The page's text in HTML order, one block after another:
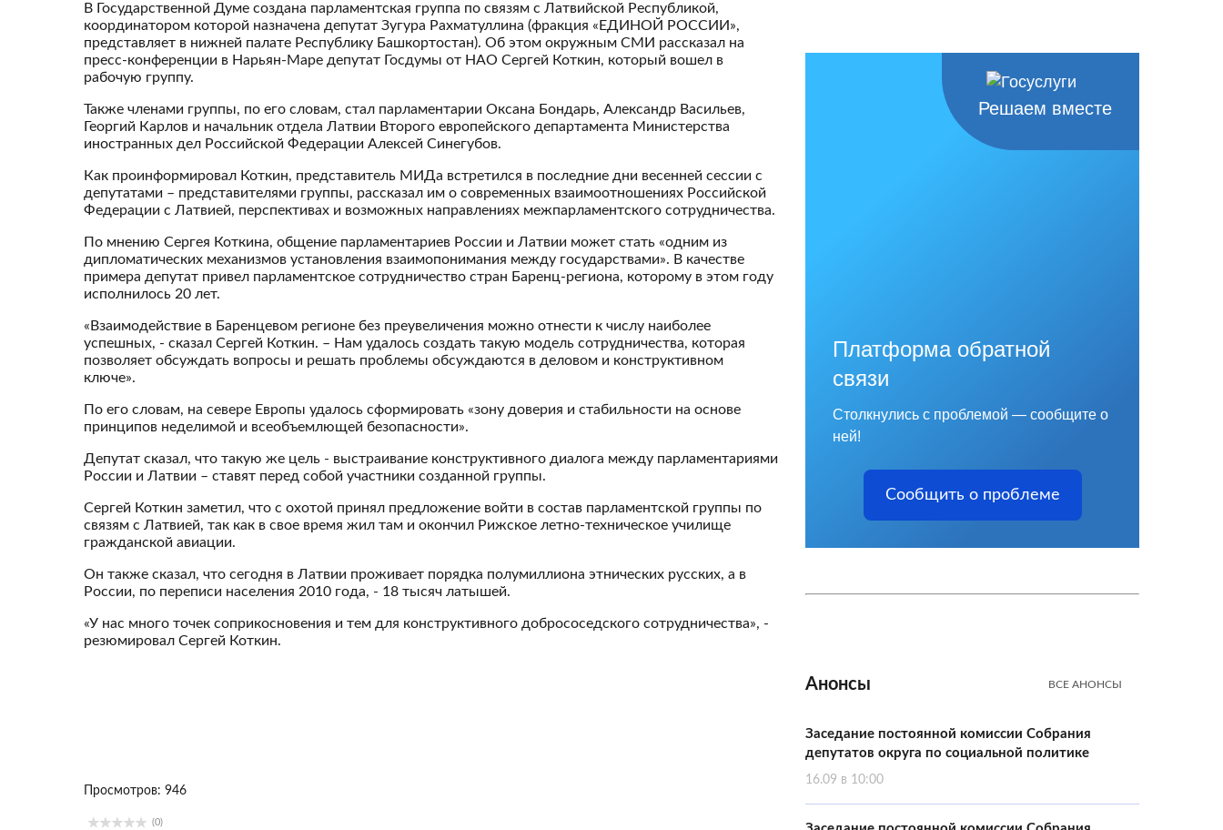
В Государственной Думе создана парламентская группа по связям с Латвийской Республикой,
координатором которой назначена депутат Зугура Рахматуллина (фракция «ЕДИНОЙ РОССИИ»,
представляет в нижней палате Республику Башкортостан). Об этом окружным СМИ рассказал на
пресс-конференции в Нарьян-Маре депутат Госдумы от НАО Сергей Коткин, который вошел в
рабочую группу.
Также членами группы, по его словам, стал парламентарии Оксана Бондарь, Александр Васильев,
Георгий Карлов и начальник отдела Латвии Второго европейского департамента Министерства
иностранных дел Российской Федерации Алексей Синегубов.
Как проинформировал Коткин, представитель МИДа встретился в последние дни весенней сессии с
депутатами – представителями группы, рассказал им о современных взаимоотношениях Российской
Федерации с Латвией, перспективах и возможных направлениях межпарламентского сотрудничества.
По мнению Сергея Коткина, общение парламентариев России и Латвии может стать «одним из
дипломатических механизмов установления взаимопонимания между государствами». В качестве
примера депутат привел парламентское сотрудничество стран Баренц-региона, которому в этом году
исполнилось 20 лет.
«Взаимодействие в Баренцевом регионе без преувеличения можно отнести к числу наиболее
успешных, - сказал Сергей Коткин. – Нам удалось создать такую модель сотрудничества, которая
позволяет обсуждать вопросы и решать проблемы обсуждаются в деловом и конструктивном
ключе».
По его словам, на севере Европы удалось сформировать «зону доверия и стабильности на основе
принципов неделимой и всеобъемлющей безопасности».
Депутат сказал, что такую же цель - выстраивание конструктивного диалога между парламентариями
России и Латвии – ставят перед собой участники созданной группы.
Сергей Коткин заметил, что с охотой принял предложение войти в состав парламентской группы по
связям с Латвией, так как в свое время жил там и окончил Рижское летно-техническое училище
гражданской авиации.
Он также сказал, что сегодня в Латвии проживает порядка полумиллиона этнических русских, а в
России, по переписи населения 2010 года, - 18 тысяч латышей.
«У нас много точек соприкосновения и тем для конструктивного добрососедского сотрудничества», -
резюмировал Сергей Коткин.
Просмотров: 946
(0)
Решаем вместе
Платформа обратной
связи
Столкнулись с проблемой — сообщите о
ней!
Сообщить о проблеме
Анонсы ВСЕ АНОНСЫ
Заседание постоянной комиссии Собрания
депутатов округа по социальной политике
16.09 в 10:00